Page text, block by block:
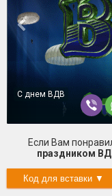
С днем ВДВ
Если Вам
праздником